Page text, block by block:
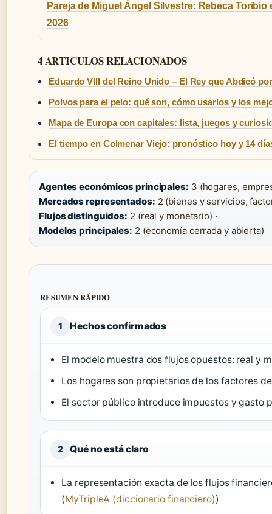
Pareja de Miguel Ángel Silvestre: Rebeca Toribio
2026
4 ARTICULOS RELACIONADOS
Eduardo VIII del Reino Unido – El Rey que Abdicó
Polvos para el pelo: qué son, cómo usarlos y los
Mapa de Europa con capitales: lista, juegos y
El tiempo en Colmenar Viejo: pronóstico hoy y 14
Agentes económicos principales: 3 (hogares,
Mercados representados: 2 (bienes y servicios,
Flujos distinguidos: 2 (real y monetario) ·
Modelos principales: 2 (economía cerrada y abierta)
RESUMEN RÁPIDO
1 Hechos confirmados
El modelo muestra dos flujos opuestos: real y
Los hogares son propietarios de los factores
El sector público introduce impuestos y gasto
2 Qué no está claro
La representación exacta de los flujos
(MyTripleA (diccionario financiero))